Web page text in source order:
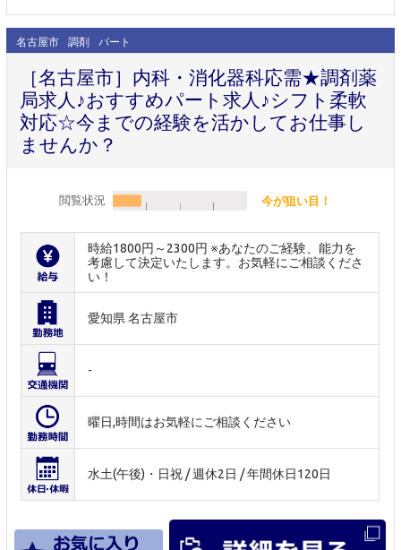
名古屋市 調剤 パート
［名古屋市］内科・消化器科応需★調剤薬
局求人♪おすすめパート求人♪シフト柔軟
対応☆今までの経験を活かしてお仕事し
ませんか？
閲覧状況 今が狙い目！
時給1800円～2300円 ※あなたのご経験、能力を
考慮して決定いたします。お気軽にご相談くださ
い！
愛知県 名古屋市
-
曜日,時間はお気軽にご相談ください
水土(午後)・日祝 / 週休2日 / 年間休日120日